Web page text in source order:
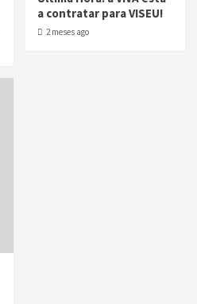
a contratar para VISEU!
2 meses ago